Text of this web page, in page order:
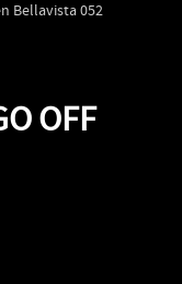
Bellavista 052
OFF